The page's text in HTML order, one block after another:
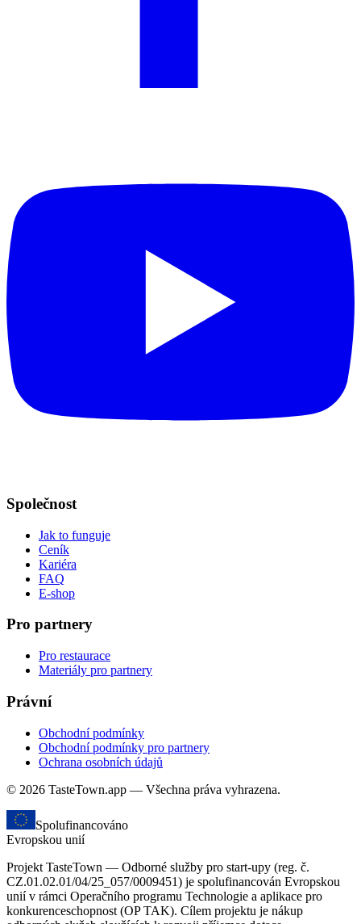
Společnost
Jak to funguje
Ceník
Kariéra
FAQ
E-shop
Pro partnery
Pro restaurace
Materiály pro partnery
Právní
Obchodní podmínky
Obchodní podmínky pro partnery
Ochrana osobních údajů
© 2026 TasteTown.app — Všechna práva vyhrazena.
Spolufinancováno
Evropskou unií
Projekt TasteTown — Odborné služby pro start-upy (reg. č.
CZ.01.02.01/04/25_057/0009451) je spolufinancován Evropskou
unií v rámci Operačního programu Technologie a aplikace pro
konkurenceschopnost (OP TAK). Cílem projektu je nákup